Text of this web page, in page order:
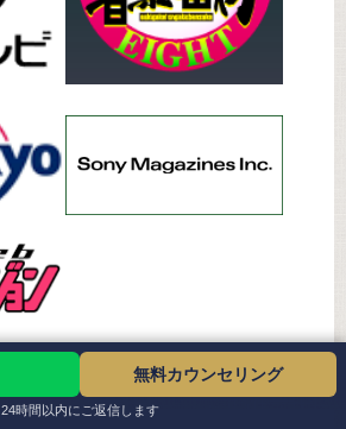
無料カウンセリング
24時間以内にご返信します